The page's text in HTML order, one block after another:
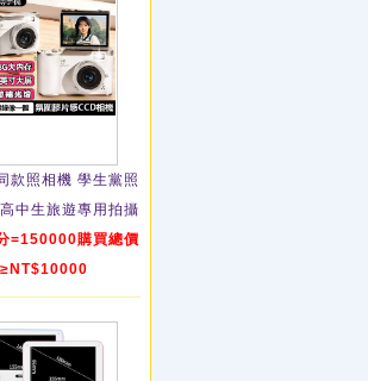
款照相機 學生黨照
中生旅遊專用拍攝
=150000購買總價
≥NT$10000